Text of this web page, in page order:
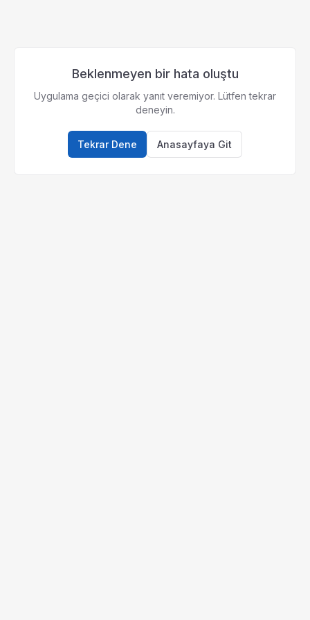
Beklenmeyen bir hata oluştu
Uygulama geçici olarak yanıt veremiyor. Lütfen tekrar
deneyin.
Tekrar Dene Anasayfaya Git